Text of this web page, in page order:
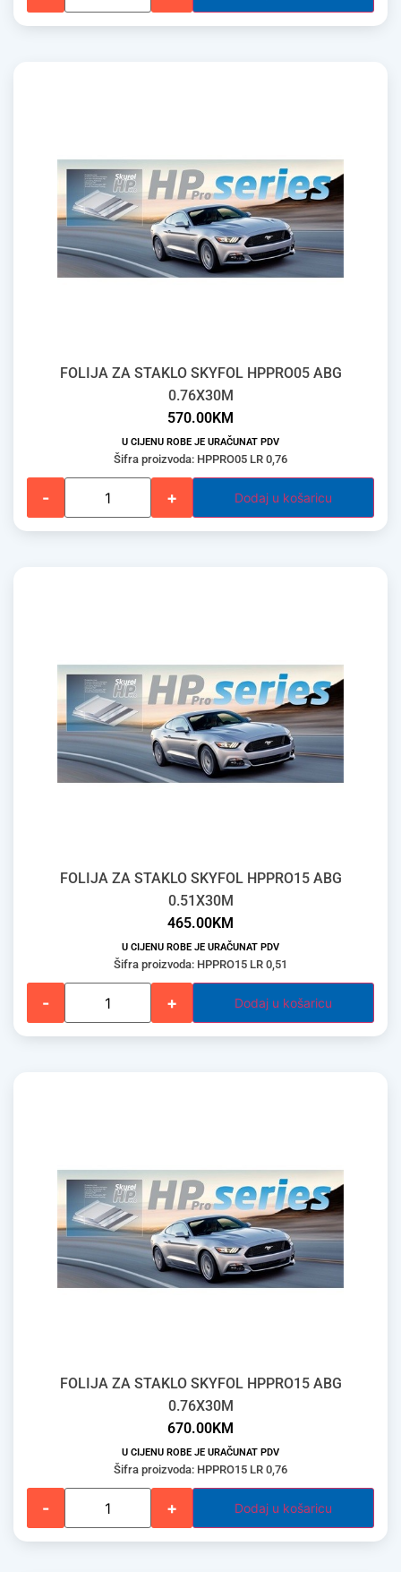
FOLIJA ZA STAKLO SKYFOL HPPRO05 ABG
0.76X30M
570.00KM
U CIJENU ROBE JE URAČUNAT PDV
Šifra proizvoda: HPPRO05 LR 0,76
- + Dodaj u košaricu
FOLIJA ZA STAKLO SKYFOL HPPRO15 ABG
0.51X30M
465.00KM
U CIJENU ROBE JE URAČUNAT PDV
Šifra proizvoda: HPPRO15 LR 0,51
- + Dodaj u košaricu
FOLIJA ZA STAKLO SKYFOL HPPRO15 ABG
0.76X30M
670.00KM
U CIJENU ROBE JE URAČUNAT PDV
Šifra proizvoda: HPPRO15 LR 0,76
- + Dodaj u košaricu